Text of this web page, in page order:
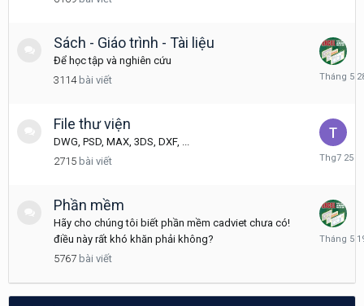
Sách - Giáo trình - Tài liệu
Để học tập và nghiên cứu
3114 bài viết
Tháng
File thư viện
DWG, PSD, MAX, 3DS, DXF, ...
2715 bài viết
Tháng
Phần mềm
Hãy cho chúng tôi biết phần mềm cadviet chưa có!
điều này rất khó khăn phải không?
5767 bài viết
Tháng